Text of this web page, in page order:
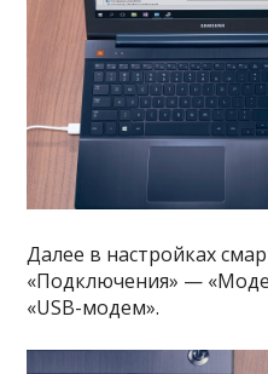
Далее в настройках
«Подключения» —
«USB-модем».